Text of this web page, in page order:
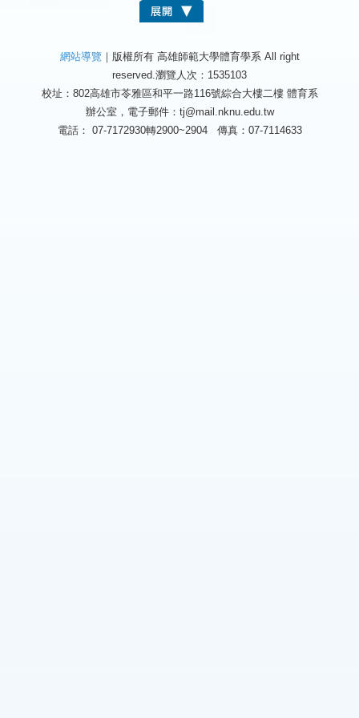
網站導覽 ｜版權所有 高雄師範大學體育學系 All right
reserved. 瀏覽人次：1535103
校址：802高雄市苓雅區和平一路116號綜合大樓二樓 體育系
辦公室，電子郵件：tj@mail.nknu.edu.tw
電話： 07-7172930轉2900~2904 傳真：07-7114633